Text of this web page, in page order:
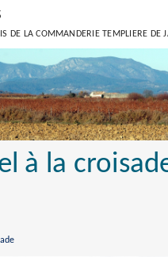
DE LA COMMANDERIE TEMPLIERE DE
à la